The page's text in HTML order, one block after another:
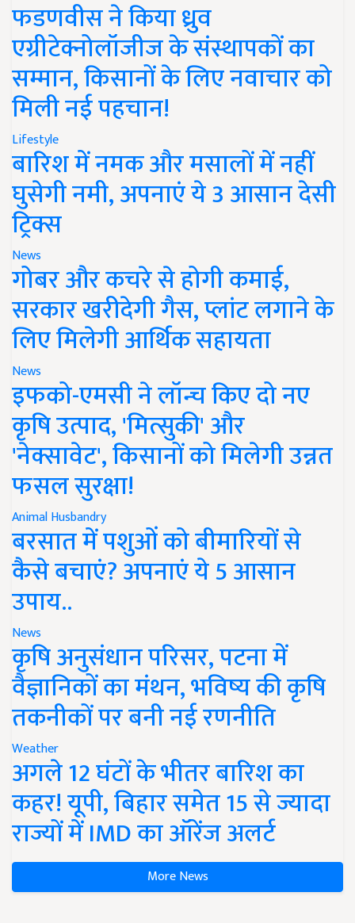
फडणवीस ने किया ध्रुव
एग्रीटेक्नोलॉजीज के संस्थापकों का
सम्मान, किसानों के लिए नवाचार को
मिली नई पहचान!
Lifestyle
बारिश में नमक और मसालों में नहीं
घुसेगी नमी, अपनाएं ये 3 आसान देसी
ट्रिक्स
News
गोबर और कचरे से होगी कमाई,
सरकार खरीदेगी गैस, प्लांट लगाने के
लिए मिलेगी आर्थिक सहायता
News
इफको-एमसी ने लॉन्च किए दो नए
कृषि उत्पाद, 'मित्सुकी' और
'नेक्सावेट', किसानों को मिलेगी उन्नत
फसल सुरक्षा!
Animal Husbandry
बरसात में पशुओं को बीमारियों से
कैसे बचाएं? अपनाएं ये 5 आसान
उपाय..
News
कृषि अनुसंधान परिसर, पटना में
वैज्ञानिकों का मंथन, भविष्य की कृषि
तकनीकों पर बनी नई रणनीति
Weather
अगले 12 घंटों के भीतर बारिश का
कहर! यूपी, बिहार समेत 15 से ज्यादा
राज्यों में IMD का ऑरेंज अलर्ट
More News